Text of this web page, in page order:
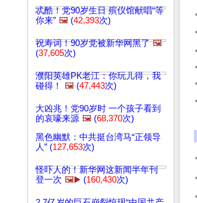
忒酷！党90岁生日 殡仪馆献唱“等
你来” 🖼️ (42,393次)
祝寿词！90岁党被新华网黑了 🖼️
(37,605次)
濮阳英雄PK老江：你玩儿得，我
碰得！
🖼️ (47,443次)
大凶兆！党90岁时 一个孩子看到
的哀嚎来源 🖼️ (68,370次)
黑色幽默：中共挺台湾马“正领导
人” (127,653次)
怪吓人的！新华网这新闻半年刊
登一次 🖼️▶️ (160,430次)